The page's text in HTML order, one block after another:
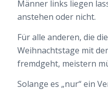
Männer links liegen
anstehen oder nicht.
Für alle anderen, die
Weihnachtstage mit
fremdgeht, meistern
Solange es „nur“ ein